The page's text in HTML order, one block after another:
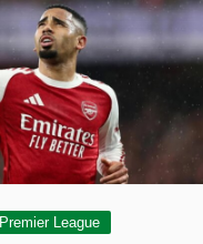
Premier League